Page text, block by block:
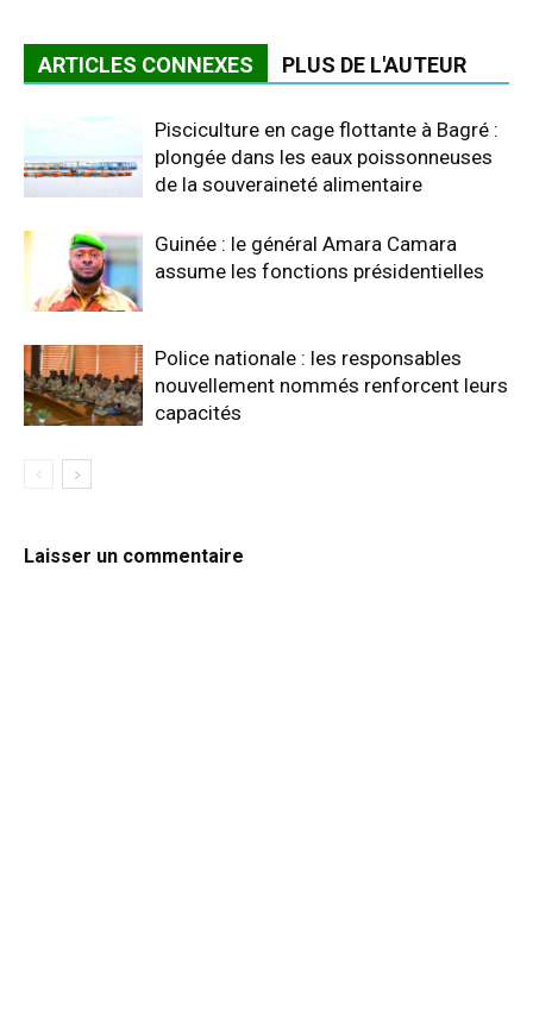
ARTICLES CONNEXES PLUS DE L'AUTEUR
Pisciculture en cage flottante à Bagré :
plongée dans les eaux poissonneuses
de la souveraineté alimentaire
Guinée : le général Amara Camara
assume les fonctions présidentielles
Police nationale : les responsables
nouvellement nommés renforcent leurs
capacités
Laisser un commentaire